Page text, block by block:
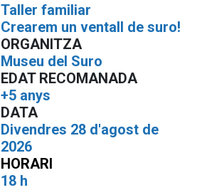
Taller familiar
Crearem un ventall de suro!
ORGANITZA
Museu del Suro
EDAT RECOMANADA
+5 anys
DATA
Divendres 28 d'agost de
2026
HORARI
18 h